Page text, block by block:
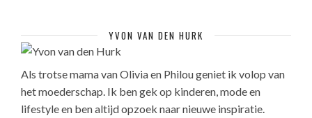
YVON VAN DEN HURK
Als trotse mama van Olivia en Philou geniet ik volop van
het moederschap. Ik ben gek op kinderen, mode en
lifestyle en ben altijd opzoek naar nieuwe inspiratie.